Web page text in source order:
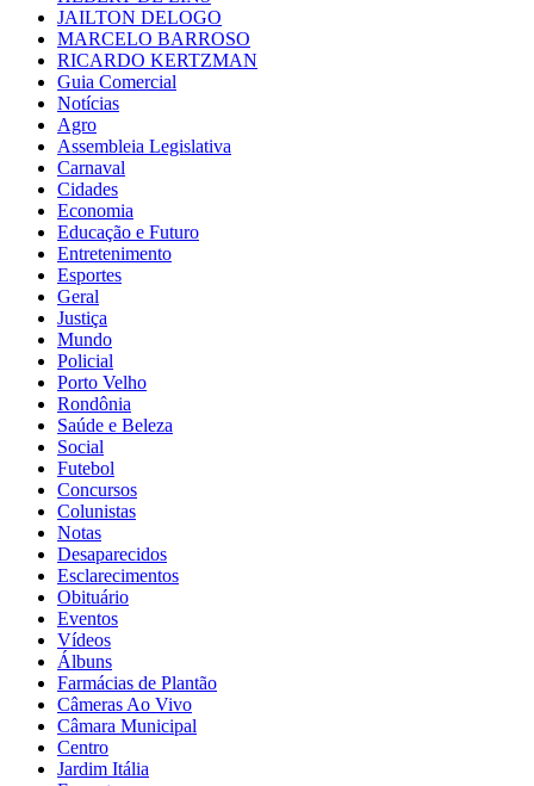
JAILTON DELOGO
MARCELO BARROSO
RICARDO KERTZMAN
Guia Comercial
Notícias
Agro
Assembleia Legislativa
Carnaval
Cidades
Economia
Educação e Futuro
Entretenimento
Esportes
Geral
Justiça
Mundo
Policial
Porto Velho
Rondônia
Saúde e Beleza
Social
Futebol
Concursos
Colunistas
Notas
Desaparecidos
Esclarecimentos
Obituário
Eventos
Vídeos
Álbuns
Farmácias de Plantão
Câmeras Ao Vivo
Câmara Municipal
Centro
Jardim Itália